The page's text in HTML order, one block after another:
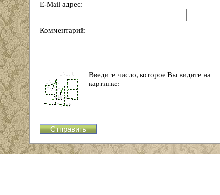
E-Mail адрес:
Комментарий:
Введите число, которое Вы видите на
картинке: